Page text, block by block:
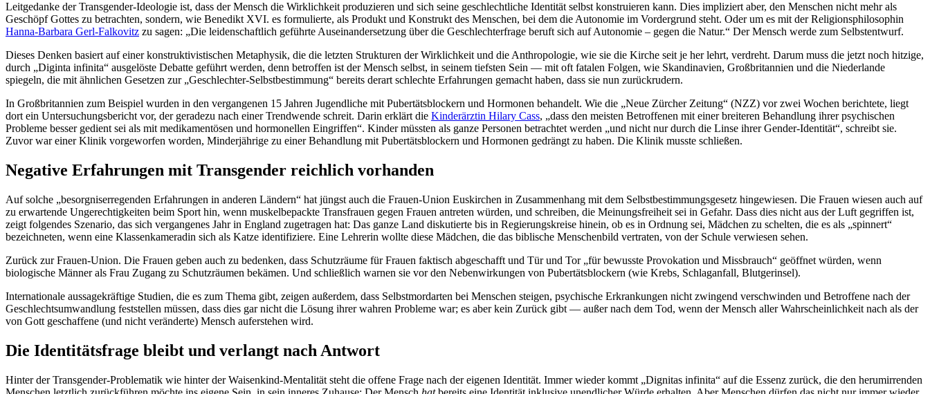
Leitgedanke der Transgender-Ideologie ist, dass der Mensch die Wirklichkeit produzieren und sich seine geschlechtliche Identität selbst konstruieren kann. Dies impliziert aber, den Menschen nicht mehr als
Geschöpf Gottes zu betrachten, sondern, wie Benedikt XVI. es formulierte, als Produkt und Konstrukt des Menschen, bei dem die Autonomie im Vordergrund steht. Oder um es mit der Religionsphilosophin
Hanna-Barbara Gerl-Falkovitz zu sagen: „Die leidenschaftlich geführte Auseinandersetzung über die Geschlechterfrage beruft sich auf Autonomie – gegen die Natur.“ Der Mensch werde zum Selbstentwurf.
Dieses Denken basiert auf einer konstruktivistischen Metaphysik, die die letzten Strukturen der Wirklichkeit und die Anthropologie, wie sie die Kirche seit je her lehrt, verdreht. Darum muss die jetzt noch hitzige,
durch „Diginta infinita“ ausgelöste Debatte geführt werden, denn betroffen ist der Mensch selbst, in seinem tiefsten Sein — mit oft fatalen Folgen, wie Skandinavien, Großbritannien und die Niederlande
spiegeln, die mit ähnlichen Gesetzen zur „Geschlechter-Selbstbestimmung“ bereits derart schlechte Erfahrungen gemacht haben, dass sie nun zurückrudern.
In Großbritannien zum Beispiel wurden in den vergangenen 15 Jahren Jugendliche mit Pubertätsblockern und Hormonen behandelt. Wie die „Neue Zürcher Zeitung“ (NZZ) vor zwei Wochen berichtete, liegt
dort ein Untersuchungsbericht vor, der geradezu nach einer Trendwende schreit. Darin erklärt die Kinderärztin Hilary Cass, „dass den meisten Betroffenen mit einer breiteren Behandlung ihrer psychischen
Probleme besser gedient sei als mit medikamentösen und hormonellen Eingriffen“. Kinder müssten als ganze Personen betrachtet werden „und nicht nur durch die Linse ihrer Gender-Identität“, schreibt sie.
Zuvor war einer Klinik vorgeworfen worden, Minderjährige zu einer Behandlung mit Pubertätsblockern und Hormonen gedrängt zu haben. Die Klinik musste schließen.
Negative Erfahrungen mit Transgender reichlich vorhanden
Auf solche „besorgniserregenden Erfahrungen in anderen Ländern“ hat jüngst auch die Frauen-Union Euskirchen in Zusammenhang mit dem Selbstbestimmungsgesetz hingewiesen. Die Frauen wiesen auch auf
zu erwartende Ungerechtigkeiten beim Sport hin, wenn muskelbepackte Transfrauen gegen Frauen antreten würden, und schreiben, die Meinungsfreiheit sei in Gefahr. Dass dies nicht aus der Luft gegriffen ist,
zeigt folgendes Szenario, das sich vergangenes Jahr in England zugetragen hat: Das ganze Land diskutierte bis in Regierungskreise hinein, ob es in Ordnung sei, Mädchen zu schelten, die es als „spinnert“
bezeichneten, wenn eine Klassenkameradin sich als Katze identifiziere. Eine Lehrerin wollte diese Mädchen, die das biblische Menschenbild vertraten, von der Schule verwiesen sehen.
Zurück zur Frauen-Union. Die Frauen geben auch zu bedenken, dass Schutzräume für Frauen faktisch abgeschafft und Tür und Tor „für bewusste Provokation und Missbrauch“ geöffnet würden, wenn
biologische Männer als Frau Zugang zu Schutzräumen bekämen. Und schließlich warnen sie vor den Nebenwirkungen von Pubertätsblockern (wie Krebs, Schlaganfall, Blutgerinsel).
Internationale aussagekräftige Studien, die es zum Thema gibt, zeigen außerdem, dass Selbstmordarten bei Menschen steigen, psychische Erkrankungen nicht zwingend verschwinden und Betroffene nach der
Geschlechtsumwandlung feststellen müssen, dass dies gar nicht die Lösung ihrer wahren Probleme war; es aber kein Zurück gibt — außer nach dem Tod, wenn der Mensch aller Wahrscheinlichkeit nach als der
von Gott geschaffene (und nicht veränderte) Mensch auferstehen wird.
Die Identitätsfrage bleibt und verlangt nach Antwort
Hinter der Transgender-Problematik wie hinter der Waisenkind-Mentalität steht die offene Frage nach der eigenen Identität. Immer wieder kommt „Dignitas infinita“ auf die Essenz zurück, die den herumirrenden